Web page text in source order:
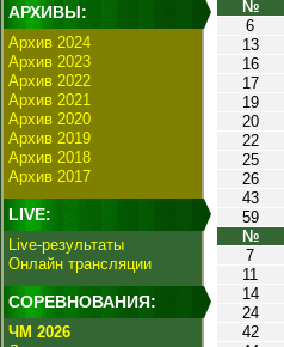
АРХИВЫ:
Архив 2024
Архив 2023
Архив 2022
Архив 2021
Архив 2020
Архив 2019
Архив 2018
Архив 2017
LIVE:
Live-результаты
Онлайн трансляции
СОРЕВНОВАНИЯ:
ЧМ 2026
№
6
13
16
17
19
20
22
25
26
43
59
№
7
11
14
24
42